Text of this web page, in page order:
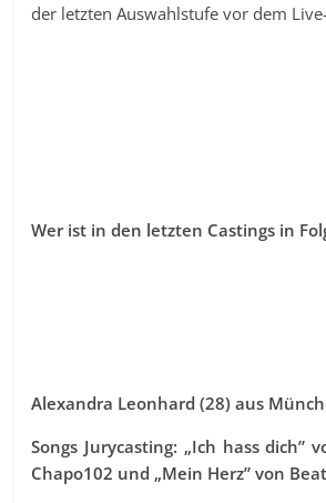
der letzten Auswahlstufe vor dem
Wer ist in den letzten Castings in
Alexandra Leonhard (28) aus
Songs Jurycasting: „Ich hass dich”
Chapo102 und „Mein Herz” von